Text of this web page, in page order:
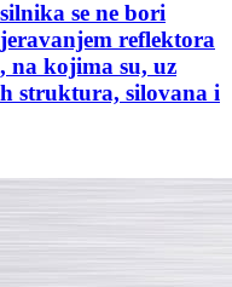
se ne bori
reflektora
na kojima su, uz
struktura, silovana i